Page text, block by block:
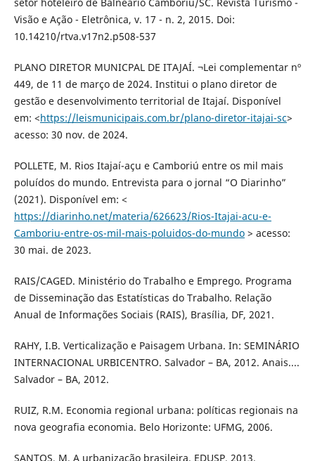
setor hoteleiro de Balneário Camboriú/SC. Revista Turismo -
Visão e Ação - Eletrônica, v. 17 - n. 2, 2015. Doi:
10.14210/rtva.v17n2.p508-537
PLANO DIRETOR MUNICPAL DE ITAJAÍ. ¬Lei complementar nº
449, de 11 de março de 2024. Institui o plano diretor de
gestão e desenvolvimento territorial de Itajaí. Disponível
em: <https://leismunicipais.com.br/plano-diretor-itajai-sc>
acesso: 30 nov. de 2024.
POLLETE, M. Rios Itajaí-açu e Camboriú entre os mil mais
poluídos do mundo. Entrevista para o jornal “O Diarinho”
(2021). Disponível em: <
https://diarinho.net/materia/626623/Rios-Itajai-acu-e-
Camboriu-entre-os-mil-mais-poluidos-do-mundo> acesso:
30 mai. de 2023.
RAIS/CAGED. Ministério do Trabalho e Emprego. Programa
de Disseminação das Estatísticas do Trabalho. Relação
Anual de Informações Sociais (RAIS), Brasília, DF, 2021.
RAHY, I.B. Verticalização e Paisagem Urbana. In: SEMINÁRIO
INTERNACIONAL URBICENTRO. Salvador – BA, 2012. Anais....
Salvador – BA, 2012.
RUIZ, R.M. Economia regional urbana: políticas regionais na
nova geografia economia. Belo Horizonte: UFMG, 2006.
SANTOS, M. A urbanização brasileira. EDUSP, 2013.